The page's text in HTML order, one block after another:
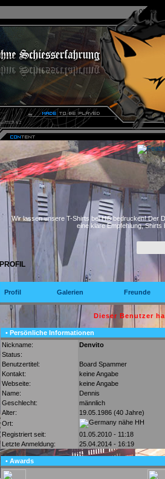
Wir lassen unsere T-Shirts bei Hi5 bedrucken! Der
eine klare Empfehlung,
PROFIL
Profil Galerien Freunde
Dieser Benutzer
• Persönliche Informationen
Nickname:
Denvito
Status:
Benutzertitel:
Board Spammer
Kontakt:
keine Angabe
Webseite:
keine Angabe
Name:
Dennis
Geschlecht:
männlich
Alter:
19.05.1986 (40 Jahre)
Ort:
nähe HH
Registriert seit:
01.05.2010 - 11:18
Letzte Anmeldung:
25.04.2014 - 16:19
• Awards